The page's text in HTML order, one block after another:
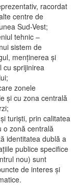
racordat
centre de
Sud-Vest;
tehnic –
sistem de
menţinerea şi
cu sprijinirea
zonele
şi cu zona centrală
turişti, prin calitatea
o zonă centrală
identitatea dublă a
publice specifice
nou) sunt
de interes şi